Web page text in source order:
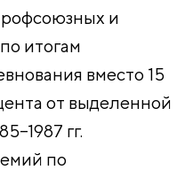
и
итогам
вместо 15
от выделенной
гг.
по